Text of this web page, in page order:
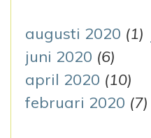
augusti 2020 (1)
juni 2020 (6)
april 2020 (10)
februari 2020 (7)